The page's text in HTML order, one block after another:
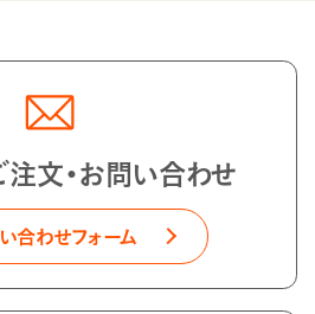
注文・お問い合わせ
合わせフォーム